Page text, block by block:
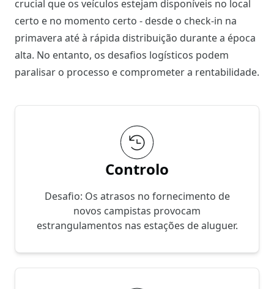
crucial que os veículos estejam disponíveis no local
certo e no momento certo - desde o check-in na
primavera até à rápida distribuição durante a época
alta. No entanto, os desafios logísticos podem
paralisar o processo e comprometer a rentabilidade.
Controlo
Desafio: Os atrasos no fornecimento de
novos campistas provocam
estrangulamentos nas estações de aluguer.